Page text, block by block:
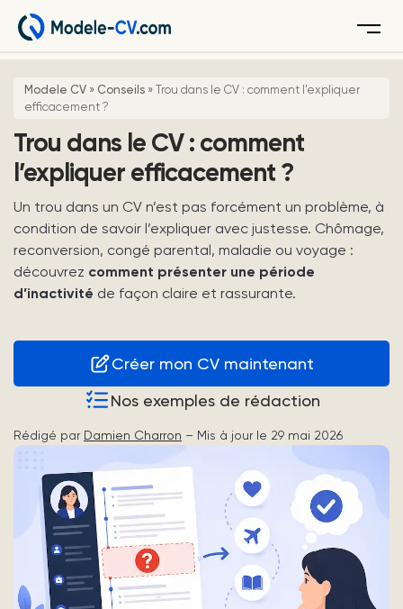
Menu
Modele CV » Conseils » Trou dans le CV : comment l’expliquer
efficacement ?
Trou dans le CV : comment
l’expliquer efficacement ?
Un trou dans un CV n’est pas forcément un problème, à
condition de savoir l’expliquer avec justesse. Chômage,
reconversion, congé parental, maladie ou voyage :
découvrez comment présenter une période
d’inactivité de façon claire et rassurante.
Créer mon CV maintenant
Nos exemples de rédaction
Rédigé par Damien Charron – Mis à jour le 29 mai 2026